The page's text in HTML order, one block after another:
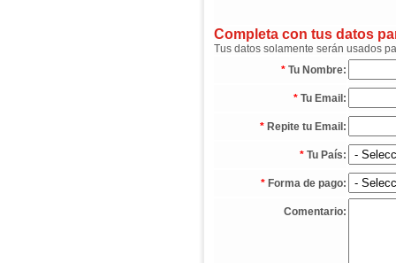
Completa con tus datos
Tus datos solamente serán usados
* Tu Nombre:
* Tu Email:
* Repite tu Email:
* Tu País:
* Forma de pago:
Comentario: